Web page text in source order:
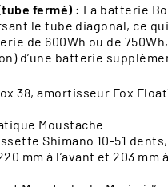
fermé) : La batterie
le tube diagonal, ce
de 600Wh ou de
d’une batterie
38, amortisseur Fox
Moustache
Shimano 10-51
mm à l’avant et 203